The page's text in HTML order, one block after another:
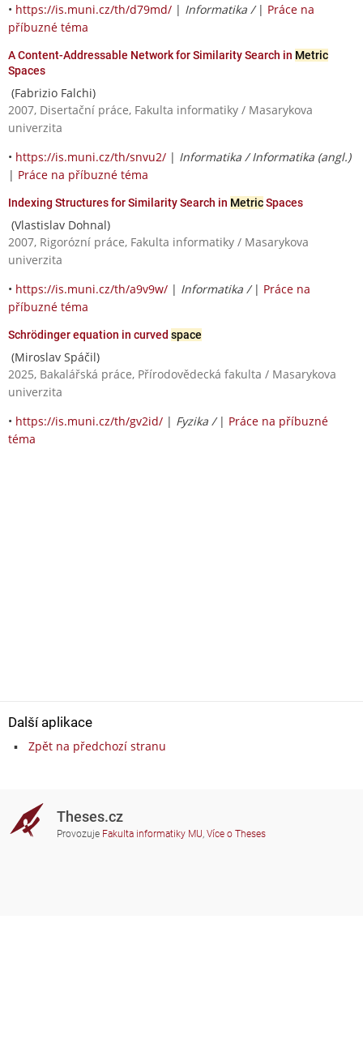
• https://is.muni.cz/th/d79md/ | Informatika / | Práce na
příbuzné téma
A Content-Addressable Network for Similarity Search in Metric
Spaces
(Fabrizio Falchi)
2007, Disertační práce, Fakulta informatiky / Masarykova
univerzita
• https://is.muni.cz/th/snvu2/ | Informatika / Informatika (angl.)
| Práce na příbuzné téma
Indexing Structures for Similarity Search in MetricSpaces
(Vlastislav Dohnal)
2007, Rigorózní práce, Fakulta informatiky / Masarykova
univerzita
• https://is.muni.cz/th/a9v9w/ | Informatika / | Práce na
příbuzné téma
Schrödinger equation in curved space
(Miroslav Spáčil)
2025, Bakalářská práce, Přírodovědecká fakulta / Masarykova
univerzita
• https://is.muni.cz/th/gv2id/ | Fyzika / | Práce na příbuzné
téma
Další aplikace
Zpět na předchozí stranu
Theses.cz
Provozuje Fakulta informatiky MU, Více o Theses